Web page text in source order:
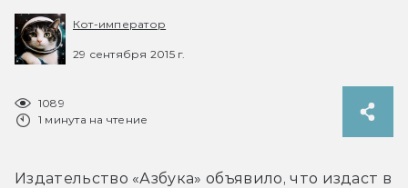
Кот-император
29 сентября 2015 г.
1089
1 минута на чтение
Издательство «Азбука» объявило, что издаст в